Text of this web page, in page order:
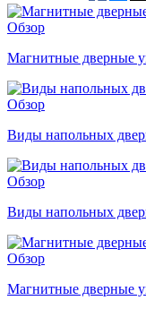
Обзор
Магнитные дверные
Обзор
Виды напольных
Обзор
Виды напольных
Обзор
Магнитные дверные